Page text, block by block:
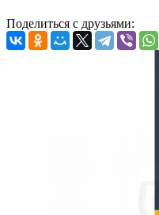
Поделиться с друзьями: